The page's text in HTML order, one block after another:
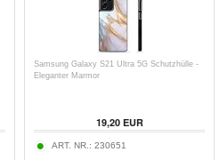
Samsung Galaxy S21 Ultra 5G Schutzhülle -
Eleganter Marmor
19,20EUR
ART. NR.: 230651